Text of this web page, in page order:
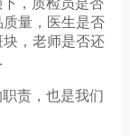
，质检员是否
量，医生是否
，老师是否还
责，也是我们